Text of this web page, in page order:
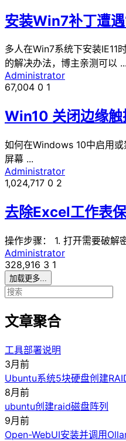
安装Win7补丁遭
多人在Win7系统下安装IE11
的解决办法，博主亲测可以 ...
Administrator
67,004 0 1
Win10 关闭边缘触
如何在Windows 10中启用
屏幕 ...
Administrator
1,024,717 0 2
去除Excel工作表
操作步骤： 1. 打开需要破
Administrator
328,916 3 1
加载更多...
文章聚合
工具部署说明
3月前
Ubuntu系统5块硬盘创建
8月前
ubuntu创建raid磁盘阵列
9月前
Open-WebUI安装并调用